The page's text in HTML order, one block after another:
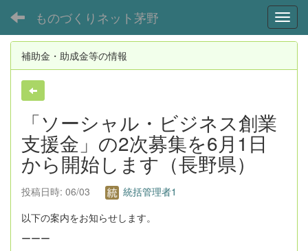
ものづくりネット茅野
補助金・助成金等の情報
「ソーシャル・ビジネス創業
支援金」の2次募集を6月1日
から開始します（長野県）
投稿日時: 06/03
統括管理者1
以下の案内をお知らせします。
ーーー